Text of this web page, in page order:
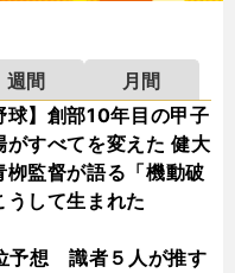
週間
月間
球】創部10年目の甲子
がすべてを変えた 健大
栁監督が語る「機動破
うして生まれた
予想 識者５人が推す